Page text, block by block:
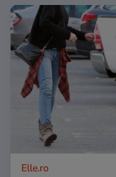
Elle.ro